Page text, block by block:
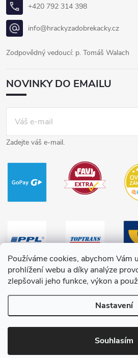
Používáme cookies, abychom Vám
prohlížení webu a díky analýze
zlepšovali jeho funkce, výkon a
Nastavení
Souhlasím
+420 792 314 398
info@hrackyzadobrekacky.cz
Zodpovědný vedoucí: p. Tomáš Walach
NOVINKY DO EMAILU
Zadejte váš e-mail.
Vytvořil